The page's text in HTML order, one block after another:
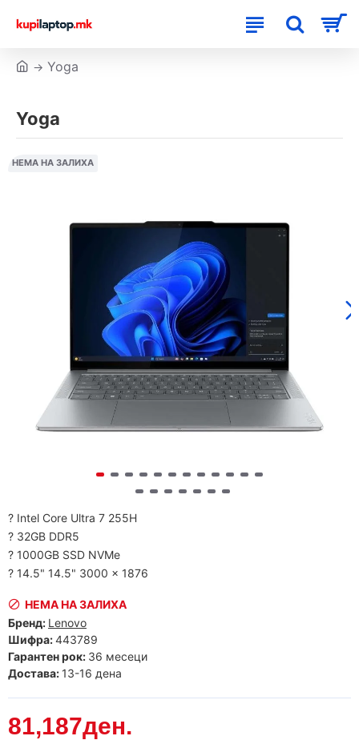
Yoga
Yoga
НЕМА НА ЗАЛИХА
? Intel Core Ultra 7 255H
? 32GB DDR5
? 1000GB SSD NVMe
? 14.5" 14.5" 3000 x 1876
81,187ден.
НЕМА НА ЗАЛИХА
Бренд: Lenovo
Шифра:443789
Гарантен рок: 36 месеци
Достава: 13-16 дена